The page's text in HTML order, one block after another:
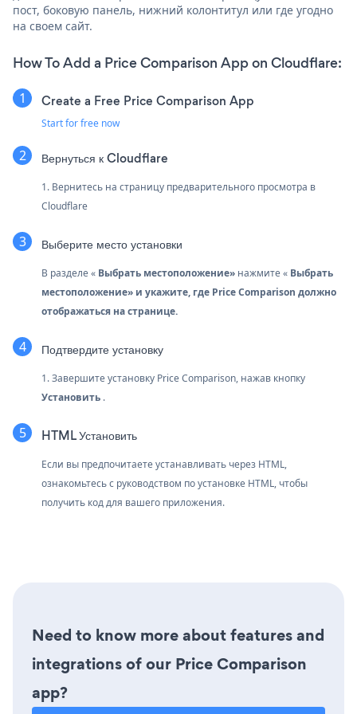
пост, боковую панель, нижний колонтитул или где угодно
на своем сайт.
How To Add a Price Comparison App on Cloudflare:
Create a Free Price Comparison App
Start for free now
Вернуться к Cloudflare
1. Вернитесь на страницу предварительного просмотра в
Cloudflare
Выберите место установки
В разделе « Выбрать местоположение» нажмите « Выбрать
местоположение» и укажите, где Price Comparison должно
отображаться на странице.
Подтвердите установку
1. Завершите установку Price Comparison, нажав кнопку
Установить .
HTML Установить
Если вы предпочитаете устанавливать через HTML,
ознакомьтесь с руководством по установке HTML, чтобы
получить код для вашего приложения.
Need to know more about features and
integrations of our Price Comparison
app?